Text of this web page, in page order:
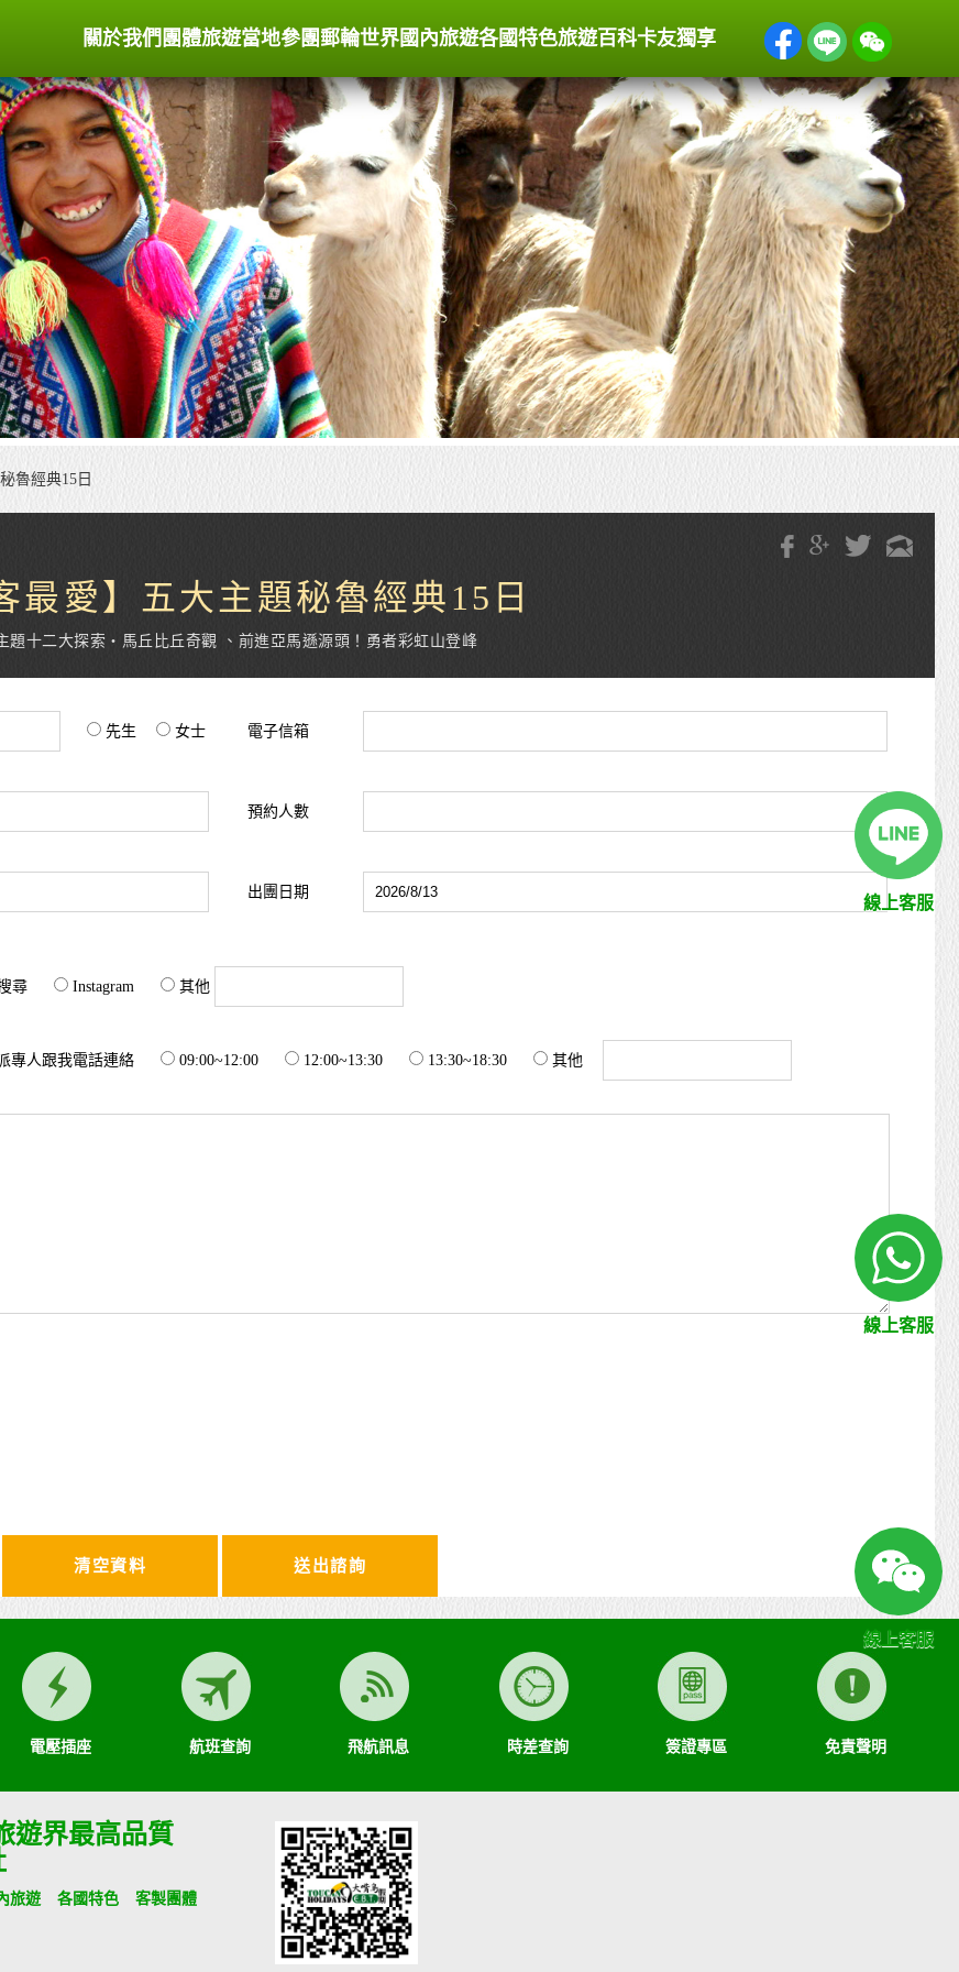
關於我們 團體旅遊當地參團 郵輪世界國內旅遊各國特色旅遊百科卡友獨享
魯經典15日
最愛】五大主題秘魯經典15日
題十二大探索・馬丘比丘奇觀 、前進亞馬遜源頭！勇者彩虹山登峰
先生 女士 電子信箱
預約人數
出團日期
尋 Instagram 其他
專人跟我電話連絡 09:00~12:00 12:00~13:30 13:30~18:30 其他
清空資料
電壓插座 航班查詢 飛航訊息 時差查詢 簽證專區 免責聲明
遊界最高品質
旅遊 各國特色
客製團體
線上客服
線上客服
線上客服